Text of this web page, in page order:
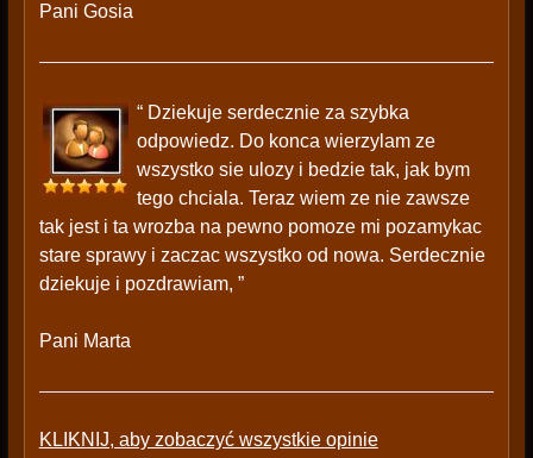
Pani Gosia
“ Dziekuje serdecznie za szybka
odpowiedz. Do konca wierzylam ze
wszystko sie ulozy i bedzie tak, jak bym
tego chciala. Teraz wiem ze nie zawsze
tak jest i ta wrozba na pewno pomoze mi pozamykac
stare sprawy i zaczac wszystko od nowa. Serdecznie
dziekuje i pozdrawiam, ”
Pani Marta
KLIKNIJ, aby zobaczyć wszystkie opinie